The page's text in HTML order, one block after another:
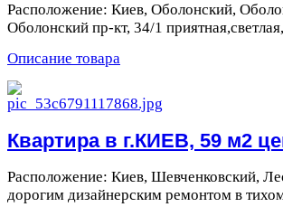
Расположение: Киев, Оболонский,
Оболонский пр-кт, 34/1
Описание товара
Квартира в г.КИЕВ, 59 м2
Расположение: Киев, Шевченковский,
дорогим дизайнерским ремонтом в